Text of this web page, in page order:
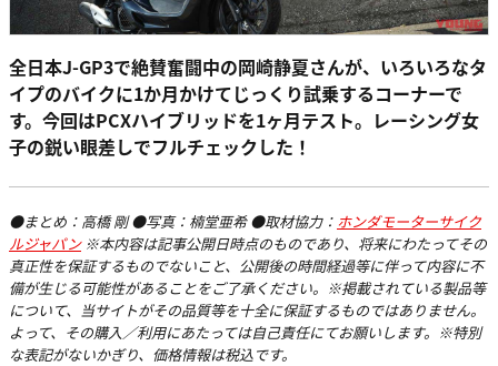
全日本J-GP3で絶賛奮闘中の岡崎静夏さんが、いろいろなタ
イプのバイクに1か月かけてじっくり試乗するコーナーで
す。今回はPCXハイブリッドを1ヶ月テスト。レーシング女
子の鋭い眼差しでフルチェックした！
●まとめ：高橋 剛 ●写真：楠堂亜希 ●取材協力： ホンダモーターサイク
ルジャパン※本内容は記事公開日時点のものであり、将来にわたってその
真正性を保証するものでないこと、公開後の時間経過等に伴って内容に不
備が生じる可能性があることをご了承ください。※掲載されている製品等
について、当サイトがその品質等を十全に保証するものではありません。
よって、その購入／利用にあたっては自己責任にてお願いします。※特別
な表記がないかぎり、価格情報は税込です。